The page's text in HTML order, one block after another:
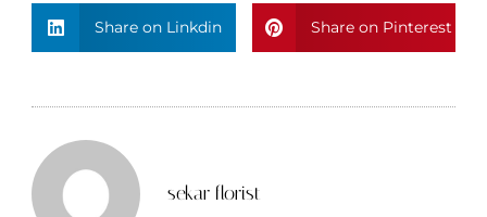
Share on Linkdin Share on Pinterest
sekar florist